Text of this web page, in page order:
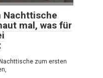
Nachttische
mal, was für
zum ersten